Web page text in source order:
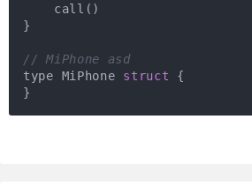
    call()
}
// MiPhone asd
type MiPhone struct {